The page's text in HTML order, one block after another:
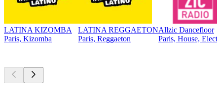
LATINA KIZOMBA
Paris, Kizomba
LATINA REGGAETON
Paris, Reggaeton
Allzic Dancefloor
Paris, House,